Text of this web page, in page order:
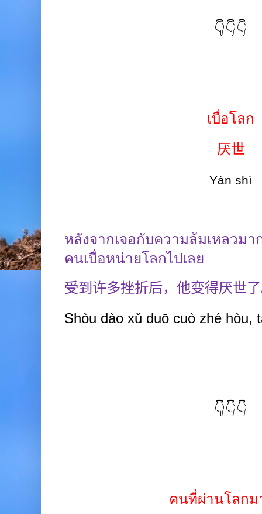
👇👇👇
เบื่อโลก
厌世
Yàn shì
หลังจากเจอกับความล้มเหลวมา
คนเบื่อหน่ายโลกไปเลย
受到许多挫折后，他变得厌世
Shòu dào xǔ duō cuò zhé hòu,
👇👇👇
คนที่ผ่านโลกม